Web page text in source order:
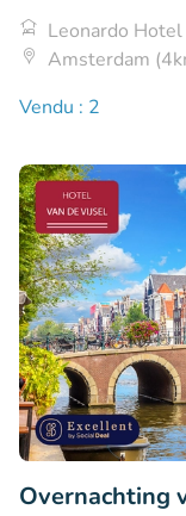
Leonardo
Amsterdam
Vendu : 2
Overnachting